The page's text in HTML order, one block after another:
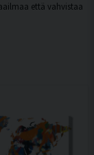
että vahvistaa